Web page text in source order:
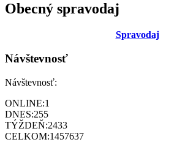
Obecný spravodaj
Spravodaj
Návštevnosť
Návštevnosť:
ONLINE:1
DNES:255
TÝŽDEŇ:2433
CELKOM:1457637